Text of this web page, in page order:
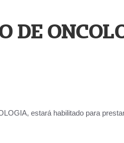
DE
estará habilitado para